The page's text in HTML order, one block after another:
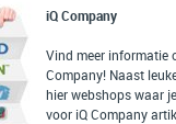
iQ Company
Vind meer informatie
Company! Naast
hier webshops waar
voor iQ Company